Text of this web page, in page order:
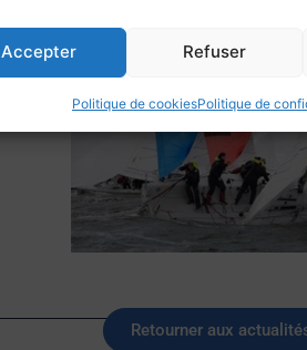
Accepter Refuser
Politique de cookiesPolitique de
Retourner aux